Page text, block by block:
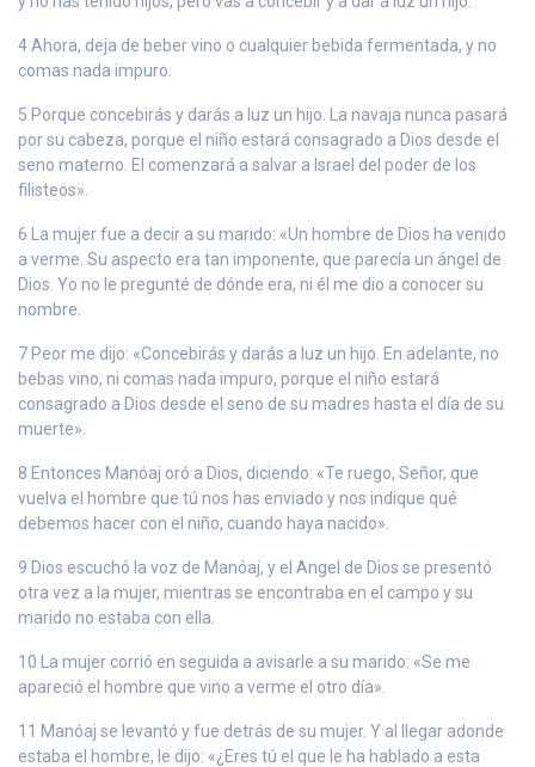
4 Ahora, deja de beber vino o cualquier bebida fermentada, y no
comas nada impuro.
5 Porque concebirás y darás a luz un hijo. La navaja nunca pasará
por su cabeza, porque el niño estará consagrado a Dios desde el
seno materno. El comenzará a salvar a Israel del poder de los
filisteos».
6 La mujer fue a decir a su marido: «Un hombre de Dios ha venido
a verme. Su aspecto era tan imponente, que parecía un ángel de
Dios. Yo no le pregunté de dónde era, ni él me dio a conocer su
nombre.
7 Peor me dijo: «Concebirás y darás a luz un hijo. En adelante, no
bebas vino, ni comas nada impuro, porque el niño estará
consagrado a Dios desde el seno de su madres hasta el día de su
muerte».
8 Entonces Manóaj oró a Dios, diciendo: «Te ruego, Señor, que
vuelva el hombre que tú nos has enviado y nos indique qué
debemos hacer con el niño, cuando haya nacido».
9 Dios escuchó la voz de Manóaj, y el Angel de Dios se presentó
otra vez a la mujer, mientras se encontraba en el campo y su
marido no estaba con ella.
10 La mujer corrió en seguida a avisarle a su marido: «Se me
apareció el hombre que vino a verme el otro día».
11 Manóaj se levantó y fue detrás de su mujer. Y al llegar adonde
estaba el hombre, le dijo: «¿Eres tú el que le ha hablado a esta